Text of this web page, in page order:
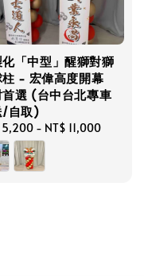
「中型」醒獅對獅
- 宏偉高度開幕
選 (台中台北專車
/自取)
5,200 - NT$ 11,000